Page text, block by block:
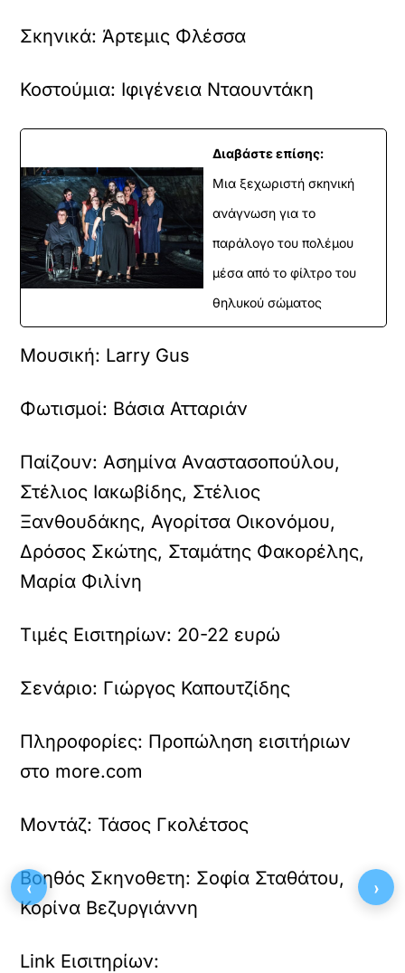
Σκηνικά:Άρτεμις Φλέσσα
Κοστούμια: Ιφιγένεια Νταουντάκη
Διαβάστε επίσης:
Μια ξεχωριστή σκηνική
ανάγνωση για το
παράλογο του πολέμου
μέσα από το φίλτρο του
θηλυκού σώματος
Μουσική: Larry Gus
Φωτισμοί: Βάσια Ατταριάν
Παίζουν:Ασημίνα Αναστασοπούλου,
Στέλιος Ιακωβίδης, Στέλιος
Ξανθουδάκης, Αγορίτσα Οικονόμου,
Δρόσος Σκώτης, Σταμάτης Φακορέλης,
Μαρία Φιλίνη
Τιμές Εισιτηρίων: 20-22 ευρώ
Σενάριο: Γιώργος Καπουτζίδης
Πληροφορίες: Προπώληση εισιτήριων
στο more.com
Μοντάζ: Τάσος Γκολέτσος
Βοηθός Σκηνοθετη: Σοφία Σταθάτου,
Κορίνα Βεζυργιάννη
Link Εισιτηρίων:
‹ ›